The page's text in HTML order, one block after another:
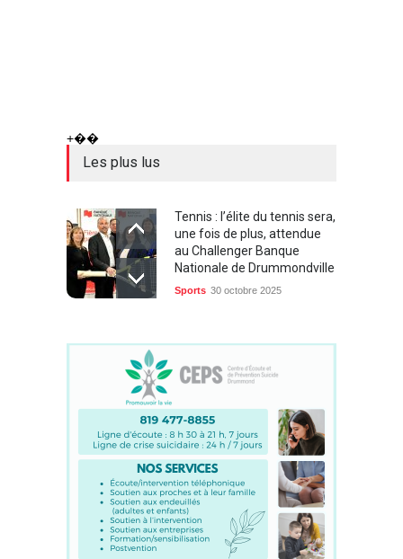
+��
Les plus lus
Tennis : l’élite du tennis sera,
une fois de plus, attendue
au Challenger Banque
Nationale de Drummondville
Sports 30 octobre 2025